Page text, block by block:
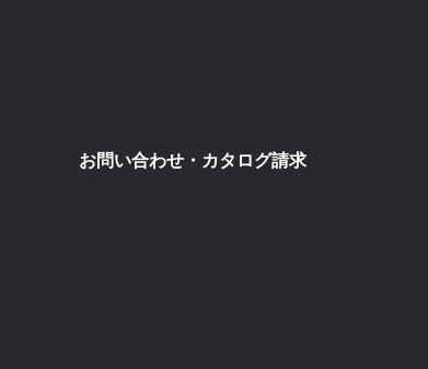
お問い合わせ・カタログ請求